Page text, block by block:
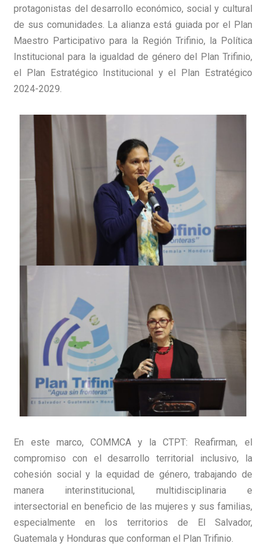
protagonistas del desarrollo económico, social y cultural
de sus comunidades. La alianza está guiada por el Plan
Maestro Participativo para la Región Trifinio, la Política
Institucional para la igualdad de género del Plan Trifinio,
el Plan Estratégico Institucional y el Plan Estratégico
2024-2029.
En este marco, COMMCA y la CTPT: Reafirman, el
compromiso con el desarrollo territorial inclusivo, la
cohesión social y la equidad de género, trabajando de
manera interinstitucional, multidisciplinaria e
intersectorial en beneficio de las mujeres y sus familias,
especialmente en los territorios de El Salvador,
Guatemala y Honduras que conforman el Plan Trifinio.